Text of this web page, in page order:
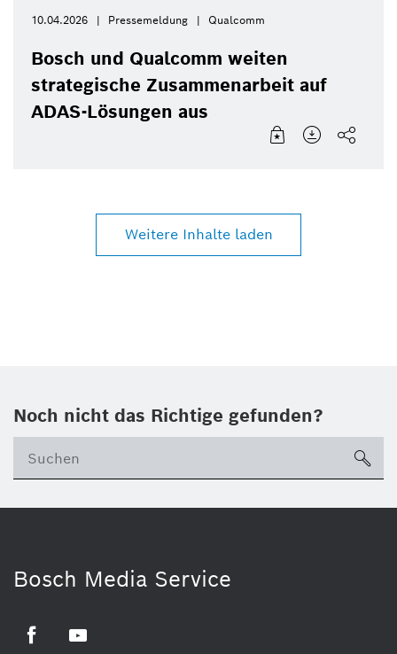
10.04.2026 Pressemeldung Qualcomm
Bosch und Qualcomm weiten
strategische Zusammenarbeit auf
ADAS-Lösungen aus
Weitere Inhalte laden
Noch nicht das Richtige gefunden?
Bosch Media Service